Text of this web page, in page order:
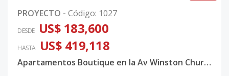
PROYECTO - Código: 1027
DESDE US$ 183,600
HASTA US$ 419,118
Apartamentos Boutique en la Av Winston Churchill